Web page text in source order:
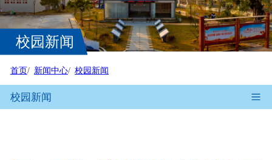
校园新闻
首页 新闻中心 校园新闻
校园新闻